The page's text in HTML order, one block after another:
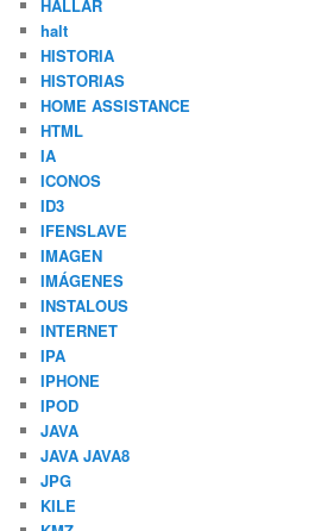
HALLAR
halt
HISTORIA
HISTORIAS
HOME ASSISTANCE
HTML
IA
ICONOS
ID3
IFENSLAVE
IMAGEN
IMÁGENES
INSTALOUS
INTERNET
IPA
IPHONE
IPOD
JAVA
JAVA JAVA8
JPG
KILE